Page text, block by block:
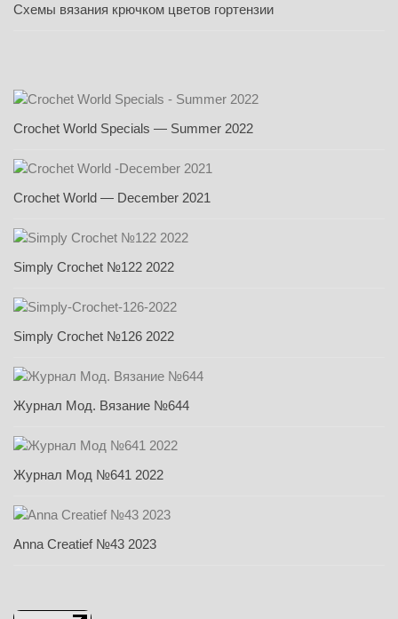
Схемы вязания крючком цветов гортензии
Crochet World Specials — Summer 2022
Crochet World — December 2021
Simply Crochet №122 2022
Simply Crochet №126 2022
Журнал Мод. Вязание №644
Журнал Мод №641 2022
Anna Creatief №43 2023